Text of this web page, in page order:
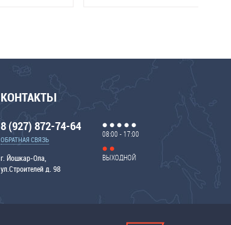
КОНТАКТЫ
8 (927) 872-74-64
ОБРАТНАЯ СВЯЗЬ
г. Йошкар-Ола,
ул.Строителей д. 98
08:00 - 17:00
ВЫХОДНОЙ